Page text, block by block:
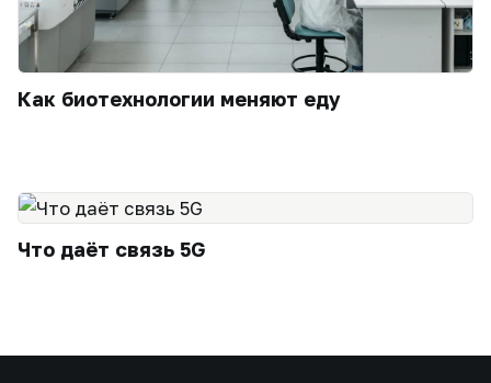
Как биотехнологии меняют еду
Что даёт связь 5G